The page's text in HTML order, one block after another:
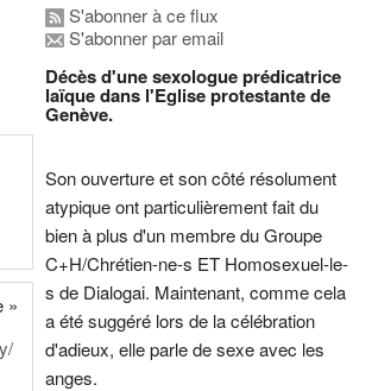
»
S'abonner à ce flux
S'abonner par email
Décès d'une sexologue prédicatrice
laïque dans l'Eglise protestante de
Genève.
Son ouverture et son côté résolument
atypique ont particulièrement fait du
bien à plus d'un membre du Groupe
C+H/Chrétien-ne-s ET Homosexuel-le-
s de Dialogai. Maintenant, comme cela
a été suggéré lors de la célébration
d'adieux, elle parle de sexe avec les
anges.